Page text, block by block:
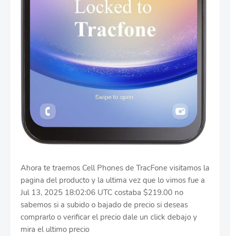
Ahora te traemos Cell Phones de TracFone visitamos la
pagina del producto y la ultima vez que lo vimos fue a
Jul 13, 2025 18:02:06 UTC costaba $219.00 no
sabemos si a subido o bajado de precio si deseas
comprarlo o verificar el precio dale un click debajo y
mira el ultimo precio